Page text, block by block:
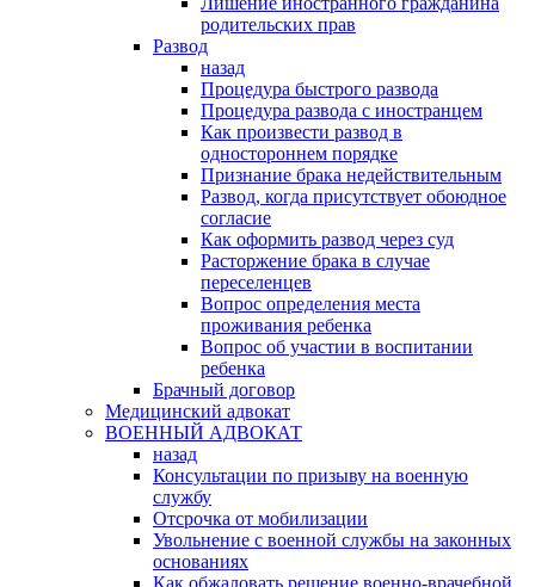
родительских прав
Развод
назад
Процедура быстрого развода
Процедура развода с иностранцем
Как произвести развод в
одностороннем порядке
Признание брака недействительным
Развод, когда присутствует обоюдное
согласие
Как оформить развод через суд
Расторжение брака в случае
переселенцев
Вопрос определения места
проживания ребенка
Вопрос об участии в воспитании
ребенка
Брачный договор
Медицинский адвокат
ВОЕННЫЙ АДВОКАТ
назад
Консультации по призыву на военную
службу
Отсрочка от мобилизации
Увольнение с военной службы на законных
основаниях
Как обжаловать решение военно-врачебной